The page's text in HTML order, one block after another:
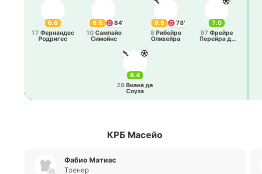
6.5
84'
10 Са­мпайо
Си­мойнс
6.6
17 Фе­рна­ндес
Ро­дри­гес
7.0
97 Фрейре
Пе­рей­ра да
6.5
78'
8 Ри­бей­ро
Оли­вей­ра
8.4
28 Виана де
Соуза
КРБ Масейо
Фабио Матиас
Тренер